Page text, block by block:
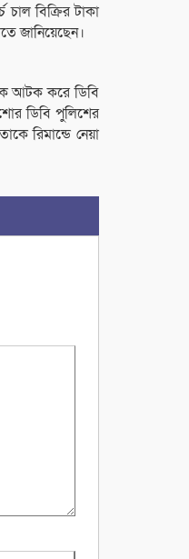
বিক্রির টাকা
জানিয়েছেন।
আটক করে ডিবি
ডিবি পুলিশের
রিমান্ডে নেয়া